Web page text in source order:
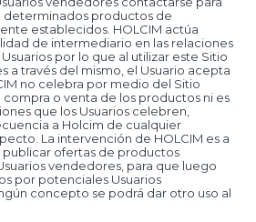
determinados productos de
establecidos. HOLCIM actúa
de intermediario en las relaciones
por lo que al utilizar este Sitio
a través del mismo, el Usuario acepta
no celebra por medio del Sitio
o venta de los productos ni es
que los Usuarios celebren,
a Holcim de cualquier
La intervención de HOLCIM es a
publicar ofertas de productos
vendedores, para que luego
por potenciales Usuarios
concepto se podrá dar otro uso al